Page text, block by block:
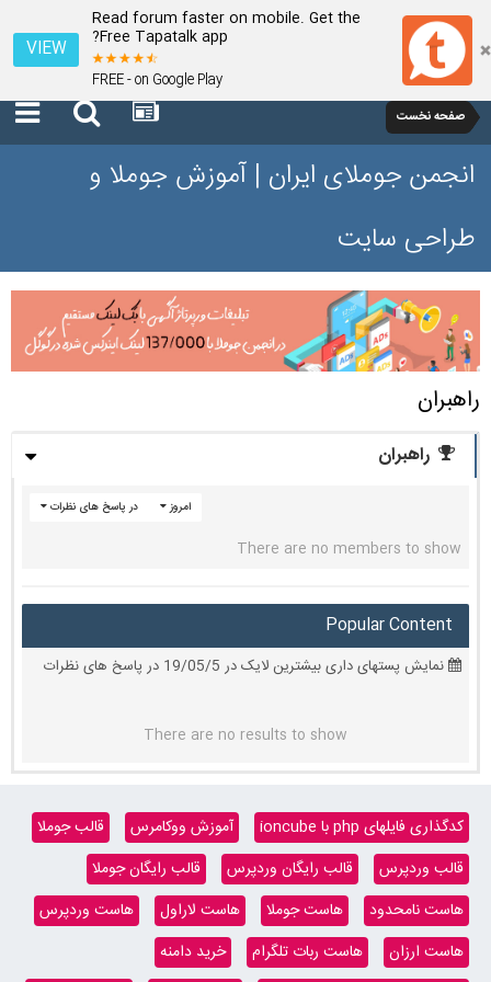
Read forum faster on mobile. Get the
Free Tapatalk app?
FREE - on Google Play
VIEW
صفحه نخست
انجمن جوملای ایران | آموزش جوملا و
طراحی سایت
راهبران
راهبران
در پاسخ های نظرات امروز
There are no members to show
Popular Content
نمایش پستهای داری بیشترین لایک در 19/05/5 در پاسخ های نظرات
There are no results to show
کدگذاری فایلهای php با ioncube آموزش ووکامرس
قالب جوملا
قالب وردپرس
قالب رایگان وردپرس
قالب رایگان جوملا
هاست نامحدود
هاست جوملا هاست لاراول
هاست وردپرس
هاست ارزان
هاست ربات تلگرام
خرید دامنه